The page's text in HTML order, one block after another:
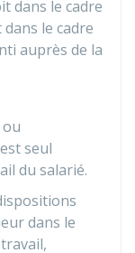
dans le cadre
le cadre
auprès de la
seul
du salarié.
dans le